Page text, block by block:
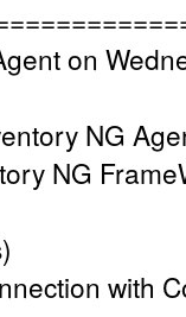
on
NG
NG
with